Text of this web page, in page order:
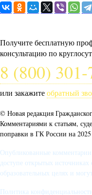
Получите бесплатную
консультацию по
8 (800)
или закажитеобратный
© Новая редакция
Комментариями к статьям,
поправки в ГК России на 2025
Опубликованные
доступе открытых
образовательных целях и
Политика конфиденциальности